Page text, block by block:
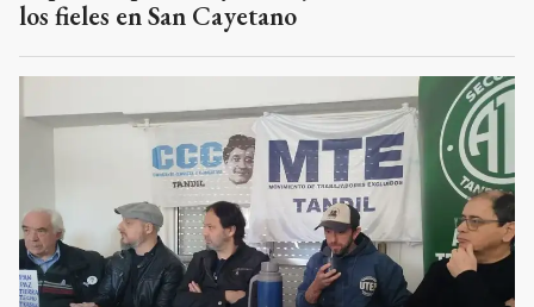
los fieles en San Cayetano